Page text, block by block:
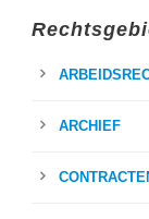
ARCHIEF